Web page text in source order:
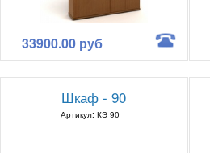
33900.00 руб
Шкаф - 90
Артикул: КЭ 90